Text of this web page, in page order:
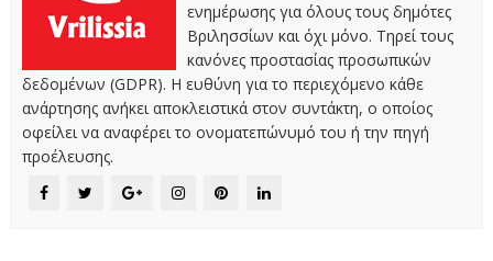
ενημέρωσης για όλους τους δημότες
Βριλησσίων και όχι μόνο. Τηρεί τους
κανόνες προστασίας προσωπικών
δεδομένων (GDPR). Η ευθύνη για το περιεχόμενο κάθε
ανάρτησης ανήκει αποκλειστικά στον συντάκτη, ο οποίος
οφείλει να αναφέρει το ονοματεπώνυμό του ή την πηγή
προέλευσης.